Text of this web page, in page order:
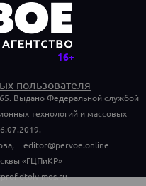
пользователя
Выдано Федеральной службой
технологий и массовых
editor@pervoe.online
«ГЦПиКР»